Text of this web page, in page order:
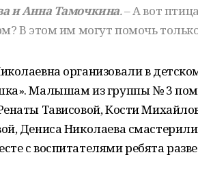
и Анна Тамочкина.– А вот
В этом им могут помочь
организовали в
Малышам из группы № 3
Тависовой, Кости
Дениса Николаева
с воспитателями ребята